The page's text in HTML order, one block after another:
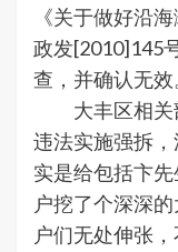
《关于做好沿
政发[2010]145
查，并确认无效
大丰区相关部
违法实施强拆
实是给包括卞
户挖了个深深
户们无处伸张